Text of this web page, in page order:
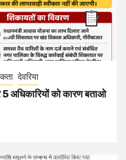
देवरिया
अधिकारियों को कारण बताओ